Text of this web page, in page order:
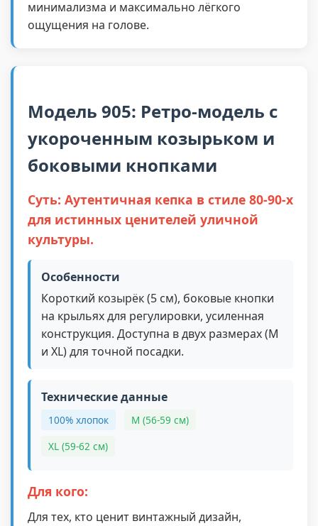
минимализма и максимально лёгкого
ощущения на голове.
Модель 905: Ретро-модель с
укороченным козырьком и
боковыми кнопками
Суть: Аутентичная кепка в стиле 80-90-х
для истинных ценителей уличной
культуры.
Особенности
Короткий козырёк (5 см), боковые кнопки
на крыльях для регулировки, усиленная
конструкция. Доступна в двух размерах (M
и XL) для точной посадки.
Технические данные
100% хлопок
M (56-59 см)
XL (59-62 см)
Для кого:
Для тех, кто ценит винтажный дизайн,